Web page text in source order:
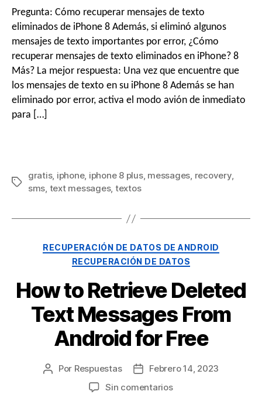
Pregunta: Cómo recuperar mensajes de texto
eliminados de iPhone 8 Además, si eliminó algunos
mensajes de texto importantes por error, ¿Cómo
recuperar mensajes de texto eliminados en iPhone? 8
Más? La mejor respuesta: Una vez que encuentre que
los mensajes de texto en su iPhone 8 Además se han
eliminado por error, activa el modo avión de inmediato
para […]
gratis, iphone, iphone8 plus, messages, recovery,
sms, text messages, textos
RECUPERACIÓN DE DATOS DE ANDROID
RECUPERACIÓN DE DATOS
How to Retrieve Deleted
Text Messages From
Android for Free
Por Respuestas
Febrero 14, 2023
Sin comentarios